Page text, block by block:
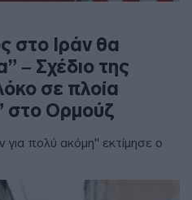
στο Ιράν θα
– Σχέδιο της
σε πλοία
στο Ορμούζ
πολύ ακόμη" εκτίμησε ο